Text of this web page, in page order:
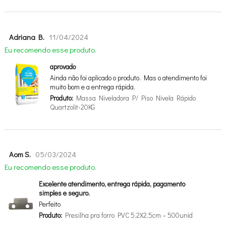
Adriana B. 11/04/2024
Eu recomendo esse produto.
aprovado
Ainda não foi aplicado o produto. Mas o atendimento foi
muito bom e a entrega rápida.
Produto:Massa Niveladora P/ Piso Nivela Rápido
Quartzolit-20KG
Aom S. 05/03/2024
Eu recomendo esse produto.
Excelente atendimento, entrega rápida, pagamento
simples e seguro.
Perfeito
Produto:Presilha pra forro PVC 5,2X2,5cm – 500unid